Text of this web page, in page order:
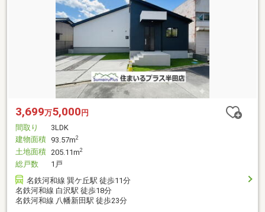
3,699万5,000 円
間取り
3LDK
建物面積 93.57m2
土地面積 205.11m2
総戸数
1戸
名鉄河和線 巽ケ丘駅 徒歩11分
名鉄河和線 白沢駅 徒歩18分
名鉄河和線 八幡新田駅 徒歩23分